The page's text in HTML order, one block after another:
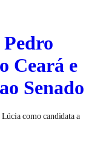
Ceará e
Senado
como candidata a